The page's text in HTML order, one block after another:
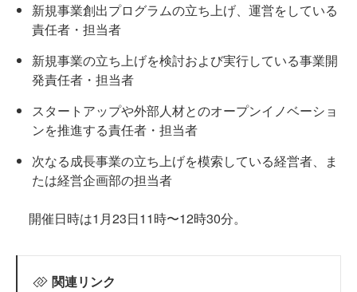
新規事業創出プログラムの立ち上げ、運営をしている
責任者・担当者
新規事業の立ち上げを検討および実行している事業開
発責任者・担当者
スタートアップや外部人材とのオープンイノベーショ
ンを推進する責任者・担当者
次なる成長事業の立ち上げを模索している経営者、ま
たは経営企画部の担当者
開催日時は1月23日11時〜12時30分。
関連リンク